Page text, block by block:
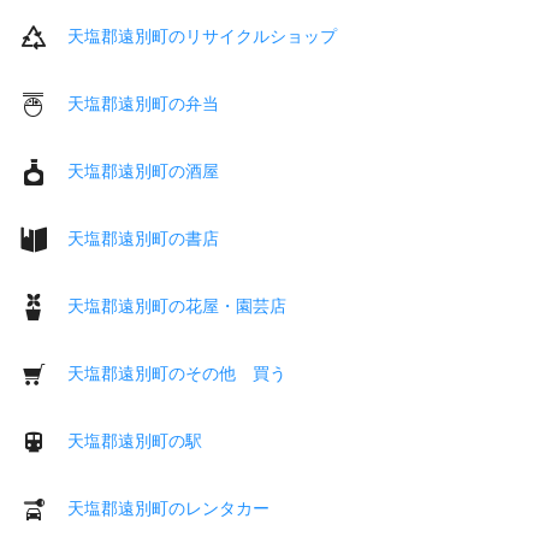
天塩郡遠別町のリサイクルショップ
天塩郡遠別町の弁当
天塩郡遠別町の酒屋
天塩郡遠別町の書店
天塩郡遠別町の花屋・園芸店
天塩郡遠別町のその他 買う
天塩郡遠別町の駅
天塩郡遠別町のレンタカー